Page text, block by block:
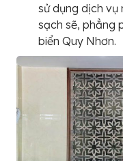
sử dụng dịch vụ
sạch sẽ, phẳng
biển Quy Nhơn.